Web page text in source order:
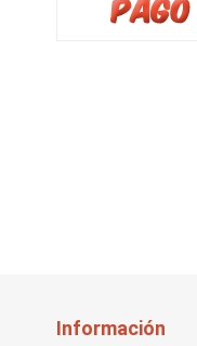
Información